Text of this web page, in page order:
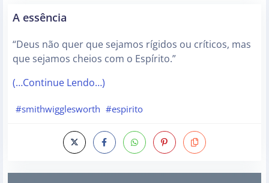
A essência
“Deus não quer que sejamos rígidos ou críticos, mas
que sejamos cheios com o Espírito.”
(…Continue Lendo…)
#smithwigglesworth #espirito